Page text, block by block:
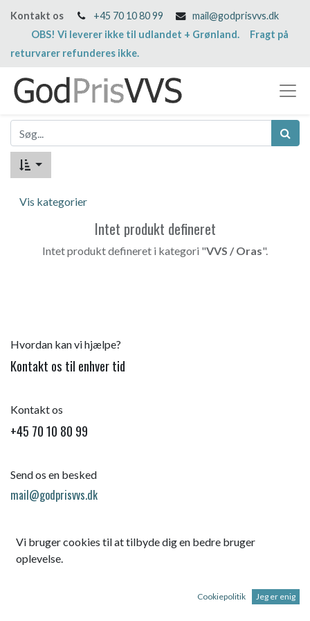
Kontakt os +45 70 10 80 99
mail@godprisvvs.dk
OBS! Vi leverer ikke til udlandet + Grønland. Fragt på
returvarer refunderes ikke.
Vis kategorier
Intet produkt defineret
Intet produkt defineret i kategori "VVS / Oras".
Hvordan kan vi hjælpe?
Kontakt os til enhver tid
Kontakt os
+45 70 10 80 99
Send os en besked
mail@godprisvvs.dk
Startside
Vi bruger cookies til at tilbyde dig en bedre bruger
oplevelse.
Cookiepolitik Jeg er enig